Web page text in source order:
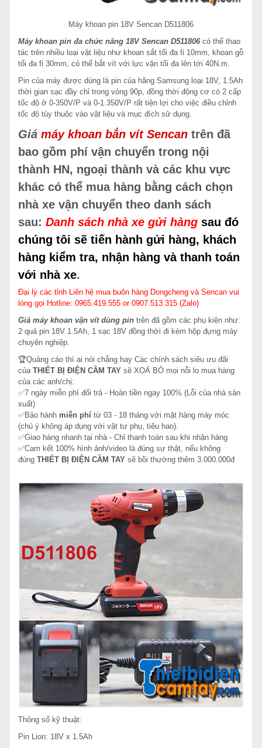
Máy khoan pin 18V Sencan D511806
Máy khoan pin đa chức năng 18V Sencan D511806 có thể thao
tác trên nhiều loại vật liệu như khoan sắt tối đa fi 10mm, khoan gỗ
tối đa fi 30mm, có thể bắt vít với lực vặn tối đa lên tới 40N.m.
Pin của máy được dùng là pin của hãng Samsung loại 18V, 1.5Ah
thời gian sạc đầy chỉ trong vòng 90p, đồng thời động cơ có 2 cấp
tốc độ ở 0-350V/P và 0-1.350V/P rất tiện lợi cho việc điều chỉnh
tốc độ tùy thuộc vào vật liệu và mục đích sử dụng.
Giá máy khoan bắn vít Sencan trên đã
bao gồm phí vận chuyển trong nội
thành HN, ngoại thành và các khu vực
khác có thể mua hàng bằng cách chọn
nhà xe vận chuyển theo danh sách
sau: Danh sách nhà xe gửi hàng sau đó
chúng tôi sẽ tiến hành gửi hàng, khách
hàng kiểm tra, nhận hàng và thanh toán
với nhà xe.
Đại lý các tỉnh Liên hệ mua buôn hàng Dongcheng và Sencan vui
lòng gọi Hotline: 0965.419.555 or 0907.513.315 (Zalo)
Giá máy khoan vặn vít dùng pin trên đã gồm các phụ kiện như:
2 quả pin 18V 1.5Ah, 1 sạc 18V đồng thời đi kèm hộp đựng máy
chuyên nghiệp.
🏆Quảng cáo thì ai nói chẳng hay Các chính sách siêu ưu đãi
của THIẾT BỊ ĐIỆN CẦM TAY sẽ XOÁ BỎ mọi nỗi lo mua hàng
của các anh/chị:
✅7 ngày miễn phí đổi trả - Hoàn tiền ngay 100% (Lỗi của nhà sản
xuất)
✅Bảo hành miễn phí từ 03 - 18 tháng với mặt hàng máy móc
(chú ý không áp dụng với vật tư phụ, tiêu hao).
✅Giao hàng nhanh tại nhà - Chỉ thanh toán sau khi nhận hàng
✅Cam kết 100% hình ảnh/video là đúng sự thật, nếu không
đúng THIẾT BỊ ĐIỆN CẦM TAY sẽ bồi thường thêm 3.000.000đ
Thông số kỹ thuật:
Pin Lion: 18V x 1.5Ah